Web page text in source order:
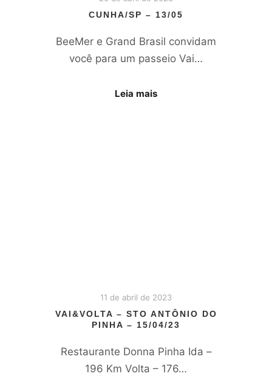
CUNHA/SP – 13/05
BeeMer e Grand Brasil convidam
você para um passeio Vai…
Leia mais
11 de abril de 2023
VAI&VOLTA – STO ANTÔNIO DO
PINHA – 15/04/23
Restaurante Donna Pinha Ida –
196 Km Volta – 176…